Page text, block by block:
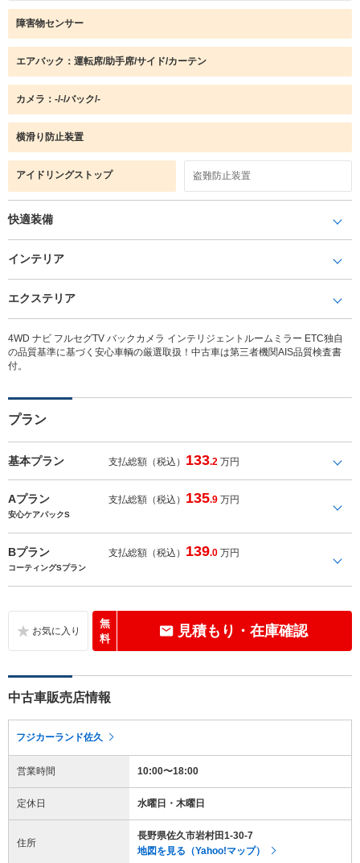
障害物センサー
エアバック：運転席/助手席/サイド/カーテン
カメラ：-/-/バック/-
横滑り防止装置
アイドリングストップ 盗難防止装置
快適装備
インテリア
エクステリア
4WD ナビ フルセグTV バックカメラ インテリジェントルームミラー ETC独自
の品質基準に基づく安心車輌の厳選取扱！中古車は第三者機関AIS品質検査書
付。
プラン
基本プラン 支払総額（税込） 133.2 万円
Aプラン 支払総額（税込） 135.9 万円
安心ケアパックS
Bプラン 支払総額（税込） 139.0 万円
コーティングSプラン
無
料
見積もり・在庫確認
中古車販売店情報
フジカーランド佐久
営業時間 10:00〜18:00
定休日 水曜日・木曜日
住所
長野県佐久市岩村田1-30-7
地図を見る（Yahoo!マップ）